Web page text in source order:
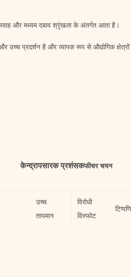
और मध्यम दबाव श्रृंखला के अंतर्गत आता है।
उच्च प्रदर्शन है और व्यापक रूप से औद्योगिक
केन्द्रापसारक प्रशंसकफीचर चयन
उच्च
तापमान
विरोधी
विस्फोट